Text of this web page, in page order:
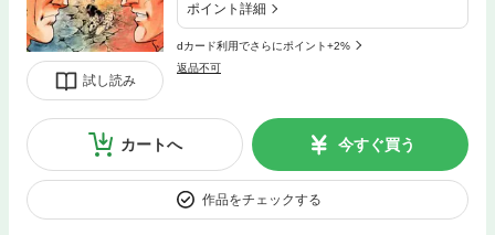
試し読み
ポイント詳細
dカード利用でさらにポイント+2%
返品不可
カートへ 今すぐ買う
作品をチェックする